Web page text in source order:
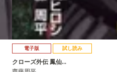
電子版 試し読み
クローズ外伝 鳳仙…